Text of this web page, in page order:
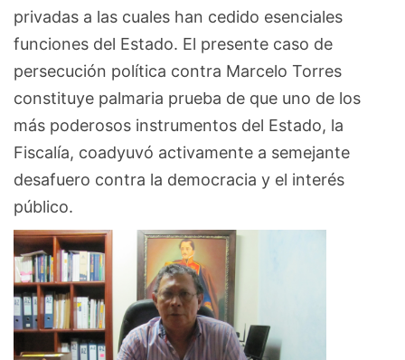
privadas a las cuales han cedido esenciales
funciones del Estado. El presente caso de
persecución política contra Marcelo Torres
constituye palmaria prueba de que uno de los
más poderosos instrumentos del Estado, la
Fiscalía, coadyuvó activamente a semejante
desafuero contra la democracia y el interés
público.